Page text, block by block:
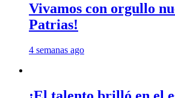
Vivamos con orgullo
Patrias!
4 semanas ago